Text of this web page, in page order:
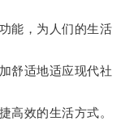
能，为人们的生活
舒适地适应现代社
效的生活方式。